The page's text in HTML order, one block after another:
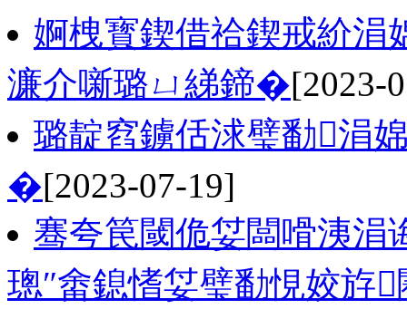
婀栧寳鍥借祫鍥戒紒涓
濂介噺璐ㄩ綈鍗�[2023-
璐靛窞鐪佸浗璧勫涓
�[2023-07-19]
骞夸笢閾佹姇闆嗗洟涓
璁″畬鎴愭姇璧勫悓姣斿